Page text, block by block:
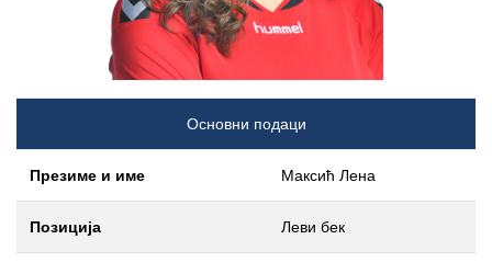
Основни подаци
Презиме и име Максић Лена
Позиција Леви бек